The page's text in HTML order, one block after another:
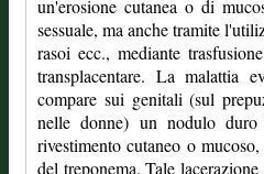
un'erosione cutanea o di
sessuale, ma anche tramite
rasoi ecc., mediante
transplacentare. La malattia
compare sui genitali (sul
nelle donne) un nodulo
rivestimento cutaneo o
del treponema. Tale